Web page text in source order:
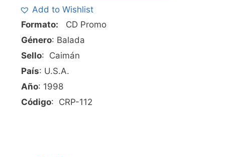
Add to Wishlist
Formato: CD Promo
Género: Balada
Sello: Caimán
País: U.S.A.
Año: 1998
Código: CRP-112